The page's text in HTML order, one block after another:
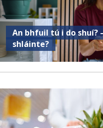
An bhfuil tú i do shuí?
shláinte?